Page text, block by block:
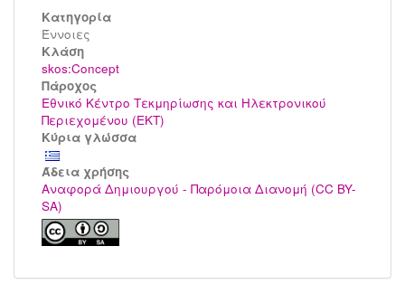
Κατηγορία
Έννοιες
Kλάση
skos:Concept
Πάροχος
Εθνικό Κέντρο Τεκμηρίωσης και Ηλεκτρονικού
Περιεχομένου (ΕΚΤ)
Κύρια γλώσσα
Άδεια χρήσης
Αναφορά Δημιουργού - Παρόμοια Διανομή (CC BY-
SA)